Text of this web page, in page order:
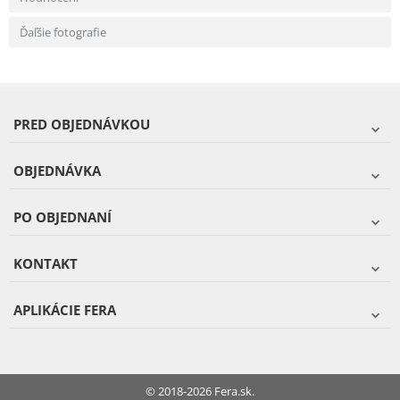
Ďaľšie fotografie
PRED OBJEDNÁVKOU
OBJEDNÁVKA
PO OBJEDNANÍ
KONTAKT
APLIKÁCIE FERA
© 2018-2026 Fera.sk.